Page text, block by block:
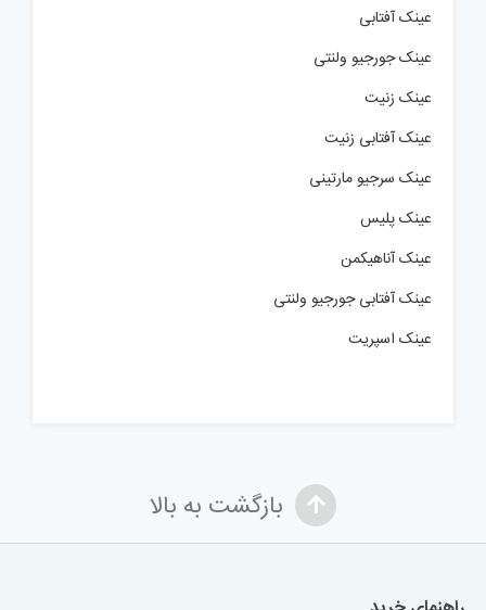
عینک آفتابی
عینک جورجیو ولنتی
عینک زنیت
عینک آفتابی زنیت
عینک سرجیو مارتینی
عینک پلیس
عینک آناهیکمن
عینک آفتابی جورجیو ولنتی
عینک اسپریت
بازگشت به بالا